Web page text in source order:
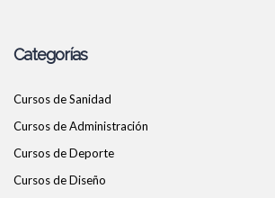
Categorías
Cursos de Sanidad
Cursos de Administración
Cursos de Deporte
Cursos de Diseño